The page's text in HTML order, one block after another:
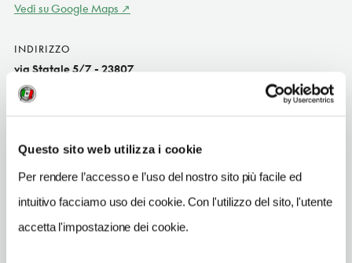
Questo sito web utilizza i cookie
Per rendere l’accesso e l’uso del nostro sito più facile ed
intuitivo facciamo uso dei cookie. Con l'utilizzo del sito, l'utente
accetta l'impostazione dei cookie.
Vedi su Google Maps
INDIRIZZO
via Statale 5/7 - 23807
Merate (LC)
Lombardia
www.villaottocento.com
info@villaottocento.com